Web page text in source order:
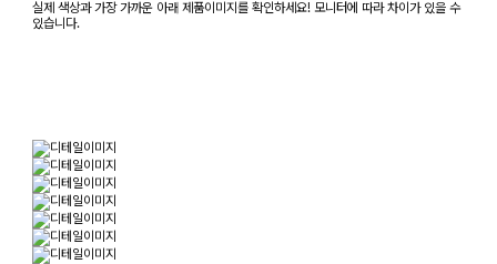
실제 색상과 가장 가까운 아래 제품이미지를 확인하세요! 모니터에 따라 차이가 있을 수
있습니다.